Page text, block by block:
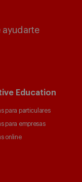
ayudarte
Education
para particulares
para empresas
online